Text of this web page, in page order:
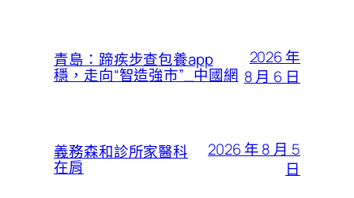
青島：蹄疾步查包養app
穩，走向“智造強市”_中國網
2026 年
8 月 6 日
義務森和診所家醫科
在肩
2026 年 8 月 5
日